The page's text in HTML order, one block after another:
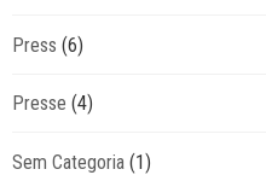
Press (6)
Presse (4)
Sem Categoria (1)